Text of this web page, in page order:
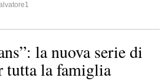
la nuova serie di
tutta la famiglia